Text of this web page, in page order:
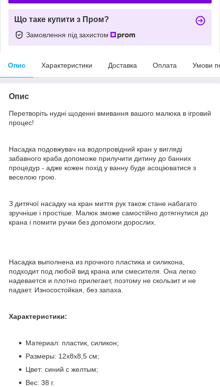
Що таке купити з Пром?
Замовлення під захистом
Опис Характеристики Доставка Оплата Умови
Опис
Перетворіть нудні щоденні вмивання вашого малюка в ігровий
процес!
Насадка подовжувач на водопровідний кран у вигляді
забавного краба допоможе прилучити дитину до банних
процедур - адже кожен похід у ванну буде асоціюватися з
веселою грою.
З дитячої насадку на кран миття рук також стане набагато
зручніше і простіше. Малюк зможе самостійно дотягнутися до
крана і помити ручки без допомоги дорослих.
Насадка выполнена из прочного пластика и силикона,
подходит под любой вид крана или смесителя. Она легко
надевается и плотно прилегает, поэтому не скользит и не
падает. Износостойкая, без запаха.
Характеристики:
Материал: пластик, силикон;
Размеры: 12х8х8,5 см;
Цвет: синий с желтым;
Вес: 38 г.